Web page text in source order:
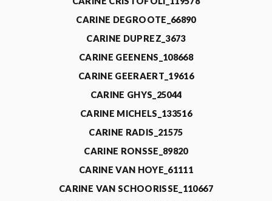
CARINE DEGROOTE_66890
CARINE DUPREZ_3673
CARINE GEENENS_108668
CARINE GEERAERT_19616
CARINE GHYS_25044
CARINE MICHELS_133516
CARINE RADIS_21575
CARINE RONSSE_89820
CARINE VAN HOYE_61111
CARINE VAN SCHOORISSE_110667